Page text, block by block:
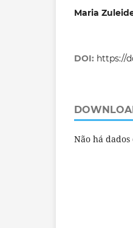
Maria
DOI: https://
Não há dados